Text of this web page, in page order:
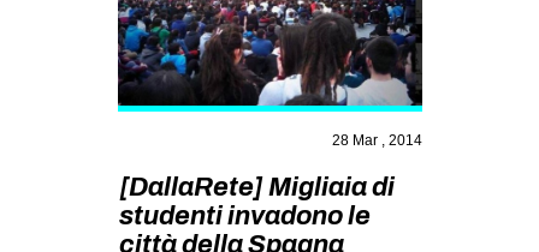
AREA
DEGENERAZIONE
GAZA FREESTYLE
CSOA LAMBRETTA
MSM
STUDENTI TSUNAMI
28 Mar , 2014
[DallaRete] Migliaia di
studenti invadono le
città della Spagna